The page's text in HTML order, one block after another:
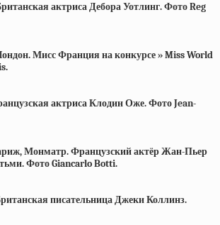
актриса Дебора Уотлинг. Фото Reg
Мисс Франция на конкурсе » Miss World
актриса Клодин Оже. Фото Jean-
Монматр. Французский актёр Жан-Пьер
Фото Giancarlo Botti.
писательница Джеки Коллинз.